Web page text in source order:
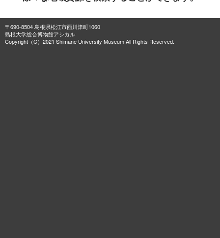
〒690-8504 島根県松江市西川津町1060
島根大学総合博物館アシカル
Copyright（C）2021 Shimane University Museum All Rights Reserved.